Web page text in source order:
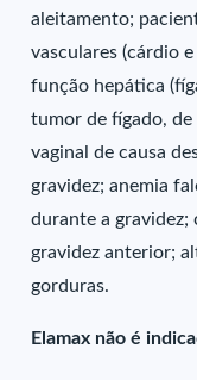
aleitamento;
vasculares (cárdio
função hepática
tumor de fígado,
vaginal de causa
gravidez; anemia
durante a gravidez;
gravidez anterior;
gorduras.
Elamax não é